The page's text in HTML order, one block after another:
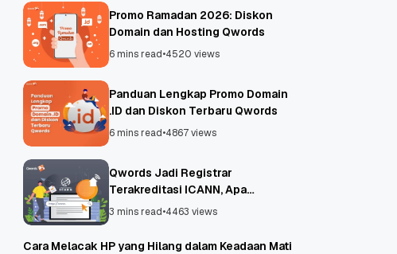
Promo Ramadan 2026: Diskon
Domain dan Hosting Qwords
6 mins read•4520 views
Panduan Lengkap Promo Domain
.ID dan Diskon Terbaru Qwords
6 mins read•4867 views
Qwords Jadi Registrar
Terakreditasi ICANN, Apa
Untungnya?
3 mins read•4463 views
Cara Melacak HP yang Hilang dalam Keadaan Mati